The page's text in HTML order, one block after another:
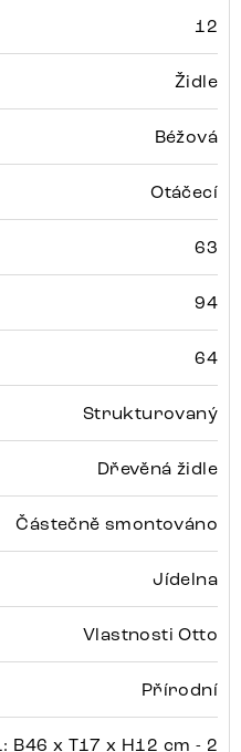
12
Židle
Béžová
Otáčecí
63
94
64
Strukturovaný
Dřevěná židle
Částečně smontováno
Jídelna
Vlastnosti Otto
Přírodní
B46 x T17 x H12 cm - 2